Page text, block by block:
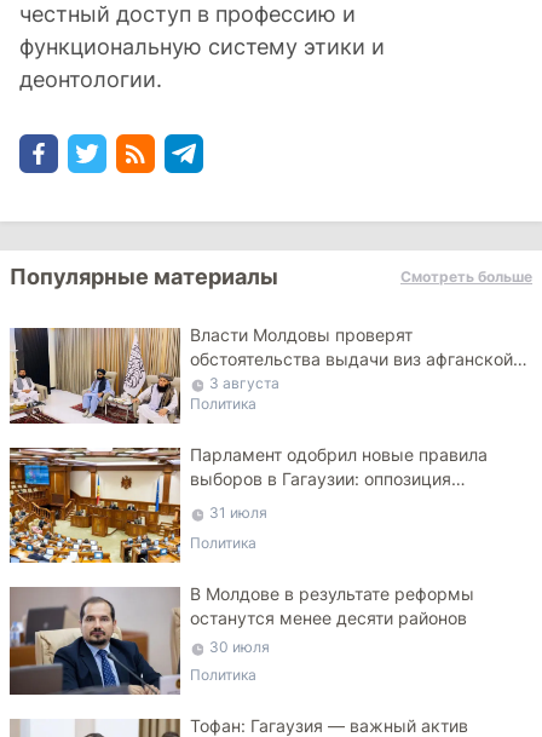
честный доступ в профессию и
функциональную систему этики и
деонтологии.
Популярные материалы Смотреть больше
Власти Молдовы проверят
обстоятельства выдачи виз афганской
делегации
3 августа
Политика
Парламент одобрил новые правила
выборов в Гагаузии: оппозиция
критикует законопроект
31 июля
Политика
В Молдове в результате реформы
останутся менее десяти районов
30 июля
Политика
Тофан: Гагаузия — важный актив